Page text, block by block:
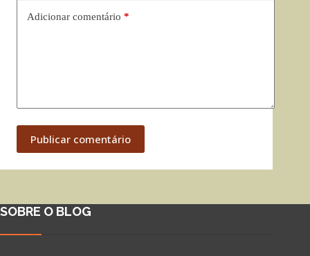
Adicionar comentário *
Publicar comentário
SOBRE O BLOG